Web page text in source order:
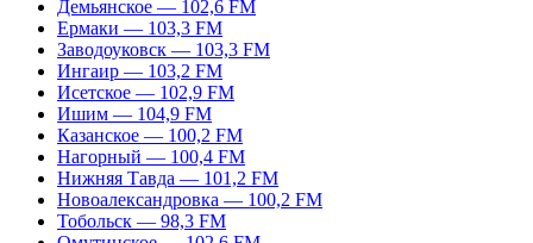
Демьянское — 102,6 FM
Ермаки — 103,3 FM
Заводоуковск — 103,3 FM
Ингаир — 103,2 FM
Исетское — 102,9 FM
Ишим — 104,9 FM
Казанское — 100,2 FM
Нагорный — 100,4 FM
Нижняя Тавда — 101,2 FM
Новоалександровка — 100,2 FM
Тобольск — 98,3 FM